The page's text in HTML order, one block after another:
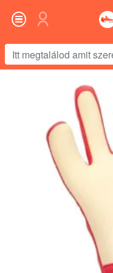
megtalálod